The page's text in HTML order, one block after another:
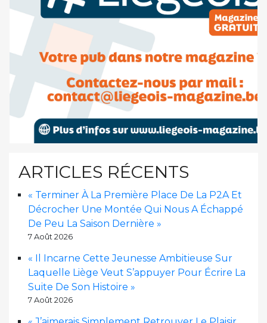
ARTICLES RÉCENTS
« Terminer À La Première Place De La P2A Et
Décrocher Une Montée Qui Nous A Échappé
De Peu La Saison Dernière »
7 Août 2026
« Il Incarne Cette Jeunesse Ambitieuse Sur
Laquelle Liège Veut S’appuyer Pour Écrire La
Suite De Son Histoire »
7 Août 2026